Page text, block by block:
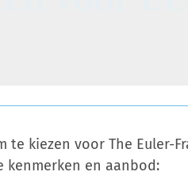
te kiezen voor The Euler-
kenmerken en aanbod: